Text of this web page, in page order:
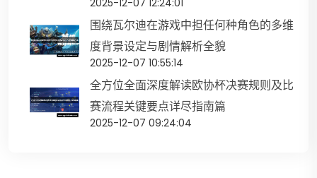
2025-12-07 12:24:01
围绕瓦尔迪在游戏中担任何种角色的多维
度背景设定与剧情解析全貌
2025-12-07 10:55:14
全方位全面深度解读欧协杯决赛规则及比
赛流程关键要点详尽指南篇
2025-12-07 09:24:04